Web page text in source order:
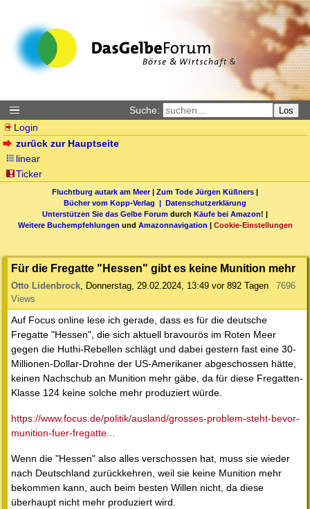
Suche: Los
Login
zurück zur Hauptseite
linear
Ticker
Fluchtburg autark am Meer| Zum Tode Jürgen Küßners |
Bücher vom Kopp-Verlag | Datenschutzerklärung
Unterstützen Sie das Gelbe Forum durch Käufe bei Amazon! |
Weitere Buchempfehlungen und Amazonnavigation | Cookie-Einstellungen
Für die Fregatte "Hessen" gibt es keine Munition mehr
Otto Lidenbrock, Donnerstag, 29.02.2024, 13:49 vor 892 Tagen
7696
Views
Auf Focus online lese ich gerade, dass es für die deutsche
Fregatte "Hessen", die sich aktuell bravourös im Roten Meer
gegen die Huthi-Rebellen schlägt und dabei gestern fast eine 30-
Millionen-Dollar-Drohne der US-Amerikaner abgeschossen hätte,
keinen Nachschub an Munition mehr gäbe, da für diese Fregatten-
Klasse 124 keine solche mehr produziert würde.
https://www.focus.de/politik/ausland/grosses-problem-steht-bevor-
munition-fuer-fregatte...
Wenn die "Hessen" also alles verschossen hat, muss sie wieder
nach Deutschland zurückkehren, weil sie keine Munition mehr
bekommen kann, auch beim besten Willen nicht, da diese
überhaupt nicht mehr produziert wird.